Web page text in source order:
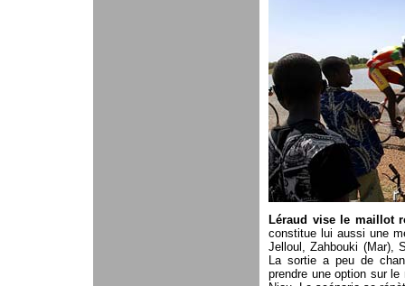
Léraud vise le maillot
constitue lui aussi une
Jelloul, Zahbouki (Mar),
La sortie a peu de
prendre une option sur